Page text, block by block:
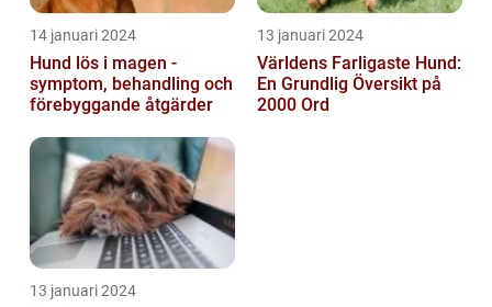
14 januari 2024
Hund lös i magen -
symptom, behandling och
förebyggande åtgärder
13 januari 2024
Världens Farligaste Hund:
En Grundlig Översikt på
2000 Ord
13 januari 2024